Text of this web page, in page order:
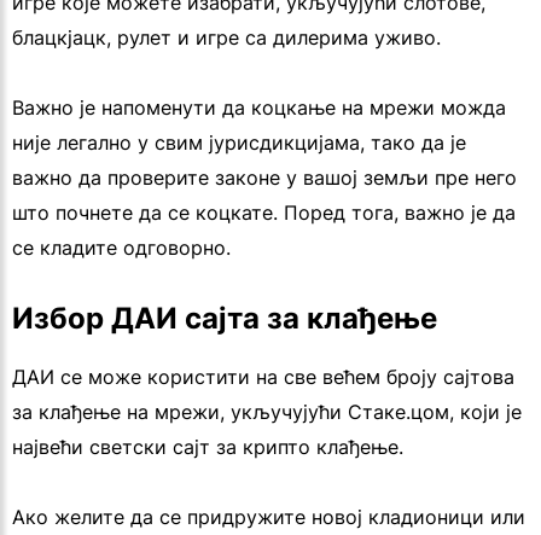
блацкјацк, рулет и игре са дилерима уживо.
Важно је напоменути да коцкање на мрежи можда
није легално у свим јурисдикцијама, тако да је
важно да проверите законе у вашој земљи пре него
што почнете да се коцкате. Поред тога, важно је да
се кладите одговорно.
Избор ДАИ сајта за клађење
ДАИ се може користити на све већем броју сајтова
за клађење на мрежи, укључујући Стаке.цом, који је
највећи светски сајт за крипто клађење.
Ако желите да се придружите новој кладионици или